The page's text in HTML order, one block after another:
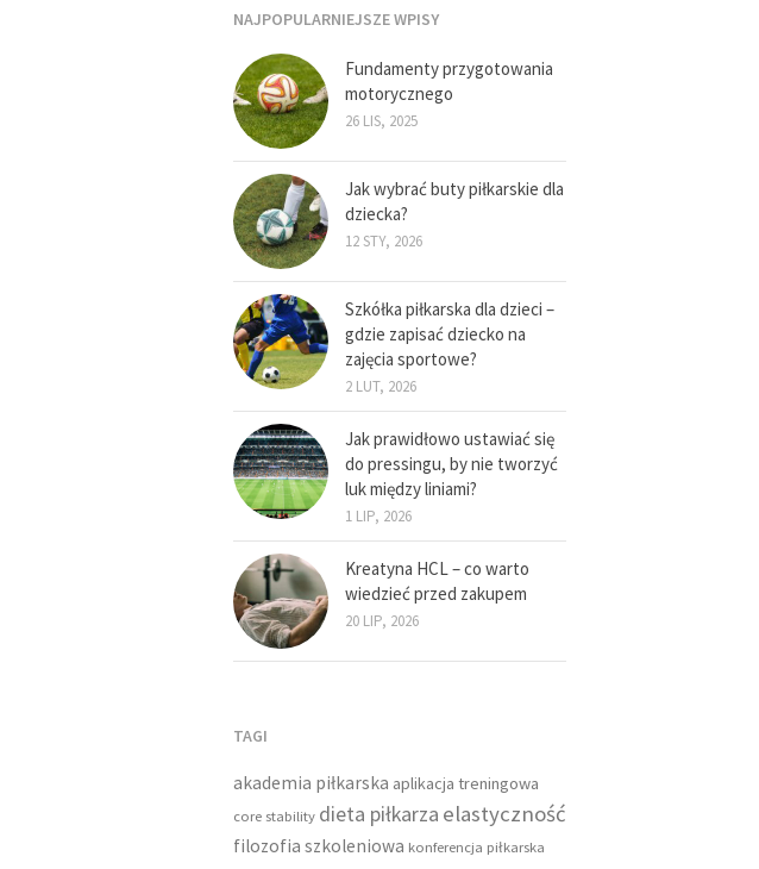
NAJPOPULARNIEJSZE WPISY
Fundamenty przygotowania
motorycznego
26 LIS, 2025
Jak wybrać buty piłkarskie dla
dziecka?
12 STY, 2026
Szkółka piłkarska dla dzieci –
gdzie zapisać dziecko na
zajęcia sportowe?
2 LUT, 2026
Jak prawidłowo ustawiać się
do pressingu, by nie tworzyć
luk między liniami?
1 LIP, 2026
Kreatyna HCL – co warto
wiedzieć przed zakupem
20 LIP, 2026
TAGI
akademia piłkarska aplikacja treningowa
core stability dieta piłkarza elastyczność
filozofia szkoleniowa konferencja piłkarska